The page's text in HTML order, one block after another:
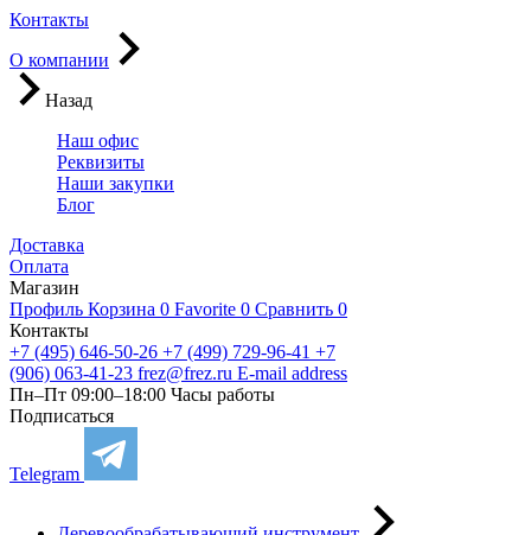
Контакты
О компании
Назад
Наш офис
Реквизиты
Наши закупки
Блог
Доставка
Оплата
Магазин
Профиль Корзина 0 Favorite 0 Сравнить 0
Контакты
+7 (495) 646-50-26 +7 (499) 729-96-41 +7
(906) 063-41-23 frez@frez.ru E-mail address
Пн–Пт 09:00–18:00 Часы работы
Подписаться
Telegram